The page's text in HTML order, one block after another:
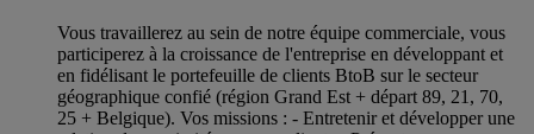
Vous travaillerez au sein de notre équipe commerciale, vous
participerez à la croissance de l'entreprise en développant et
en fidélisant le portefeuille de clients BtoB sur le secteur
géographique confié (région Grand Est + départ 89, 21, 70,
25 + Belgique). Vos missions : - Entretenir et développer une